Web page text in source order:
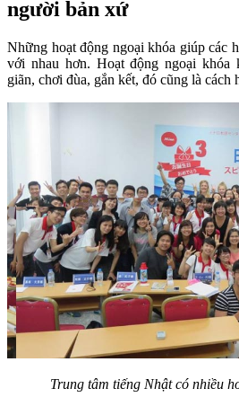
người bản xứ
Những hoạt động ngoại khóa giúp các
với nhau hơn. Hoạt động ngoại
giãn, chơi đùa, gắn kết, đó cũng là cách
Trung tâm tiếng Nhật có nhiều